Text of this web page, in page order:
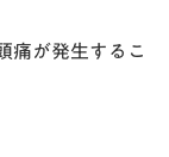
痛が発生するこ